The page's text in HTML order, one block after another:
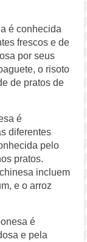
é conhecida
frescos e de
por seus
o risoto
de pratos de
é
diferentes
pelo
pratos.
incluem
e o arroz
é
e pela